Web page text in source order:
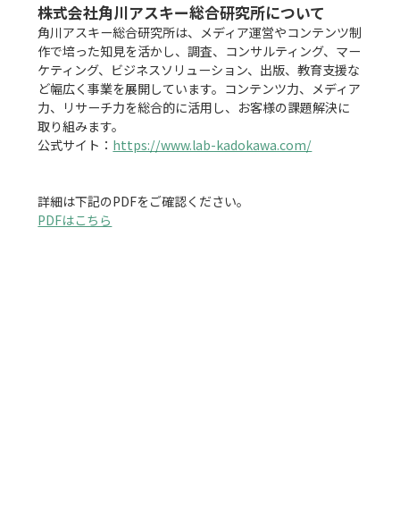
株式会社角川アスキー総合研究所について
角川アスキー総合研究所は、メディア運営やコンテンツ制
作で培った知見を活かし、調査、コンサルティング、マー
ケティング、ビジネスソリューション、出版、教育支援な
ど幅広く事業を展開しています。コンテンツ力、メディア
力、リサーチ力を総合的に活用し、お客様の課題解決に
取り組みます。
公式サイト： https://www.lab-kadokawa.com/
PDFはこちら